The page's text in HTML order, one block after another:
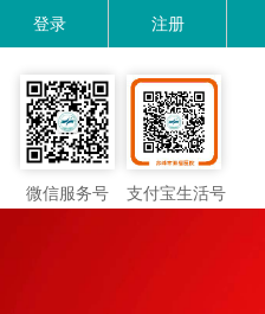
登录 注册
微信服务号 支付宝生活号